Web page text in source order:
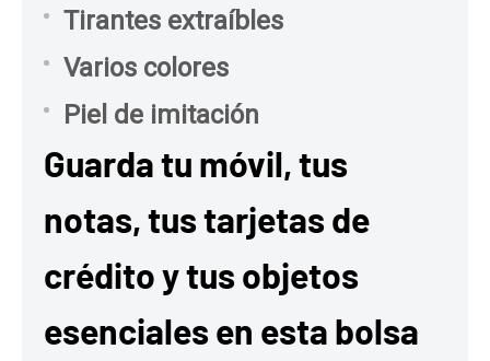
Tirantes extraíbles
Varios colores
Piel de imitación
Guarda tu móvil, tus
notas, tus tarjetas de
crédito y tus objetos
esenciales en esta bolsa